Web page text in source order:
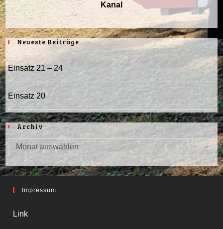
Kanal
Neueste Beiträge
Einsatz 21 – 24
Einsatz 20
Archiv
Archiv
Monat auswählen
Impressum
Link